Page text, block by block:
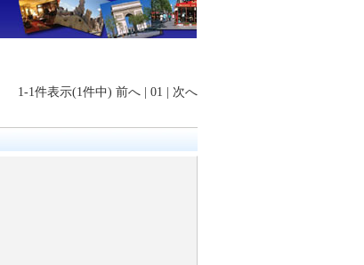
1-1件表示(1件中) 前へ | 01 | 次へ